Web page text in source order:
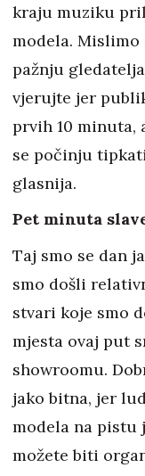
kraju muziku
modela.
pažnju
vjerujte jer
prvih 10 minuta,
se počinju
glasnija.
Pet minuta
Taj smo se dan
smo došli
stvari koje smo
mjesta ovaj put
showroomu.
jako bitna, jer
modela na pistu
možete biti